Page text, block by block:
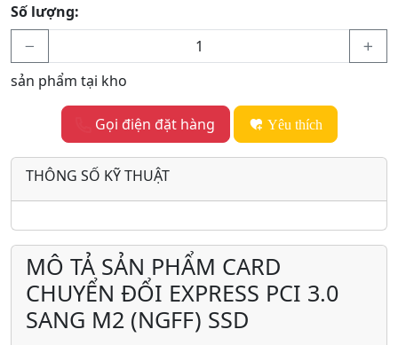
Số lượng:
sản phẩm tại kho
Gọi điện đặt hàng Yêu thích
THÔNG SỐ KỸ THUẬT
MÔ TẢ SẢN PHẨM CARD
CHUYỂN ĐỔI EXPRESS PCI 3.0
SANG M2 (NGFF) SSD